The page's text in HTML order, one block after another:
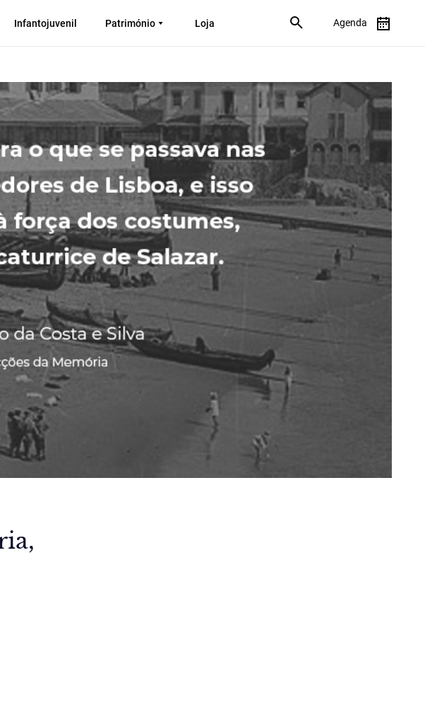
Infantojuvenil Património Loja Agenda